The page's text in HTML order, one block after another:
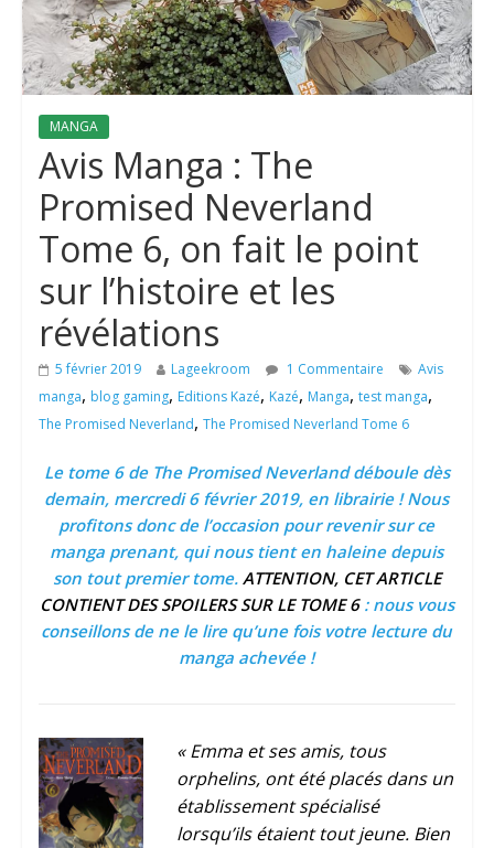
MANGA
Avis Manga : The
Promised Neverland
Tome 6, on fait le point
sur l’histoire et les
révélations
5 février 2019 Lageekroom 1 Commentaire
Avis
manga, blog gaming, Editions Kazé, Kazé, Manga, test manga,
The Promised Neverland, The Promised Neverland Tome 6
Le tome 6 de The Promised Neverland déboule dès
demain, mercredi 6 février 2019, en librairie ! Nous
profitons donc de l’occasion pour revenir sur ce
manga prenant, qui nous tient en haleine depuis
son tout premier tome. ATTENTION, CET ARTICLE
CONTIENT DES SPOILERS SUR LE TOME 6: nous vous
conseillons de ne le lire qu’une fois votre lecture du
manga achevée !
« Emma et ses amis, tous
orphelins, ont été placés dans un
établissement spécialisé
lorsqu’ils étaient tout jeune. Bien